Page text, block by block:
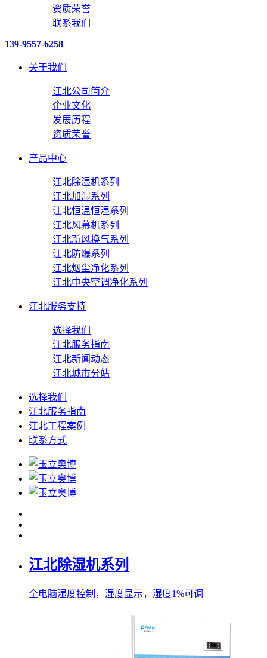
资质荣誉
联系我们
139-9557-6258
关于我们
江北公司简介
企业文化
发展历程
资质荣誉
产品中心
江北除湿机系列
江北加湿系列
江北恒温恒湿系列
江北风幕机系列
江北新风换气系列
江北防爆系列
江北烟尘净化系列
江北中央空调净化系列
江北服务支持
选择我们
江北服务指南
江北新闻动态
江北城市分站
选择我们
江北服务指南
江北工程案例
联系方式
江北除湿机系列
全电脑湿度控制，湿度显示，湿度1%可调